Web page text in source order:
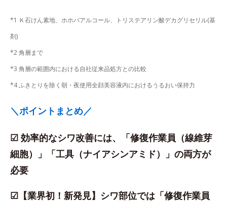
*1 Ｋ石けん素地、ホホバアルコール、トリステアリン酸デカグリセリル(基
剤)
*2 角層まで
*3 角層の範囲内における自社従来品処方との比較
*4 ふきとりを除く朝・夜使用全顔美容液内におけるうるおい保持力
＼ポイントまとめ／
☑ 効率的なシワ改善には、「修復作業員（線維芽
細胞）」「工具（ナイアシンアミド）」の両方が
必要
☑【業界初！新発見】シワ部位では「修復作業員